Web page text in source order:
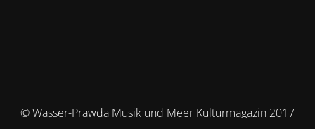
© Wasser-Prawda Musik und Meer Kulturmagazin 2017